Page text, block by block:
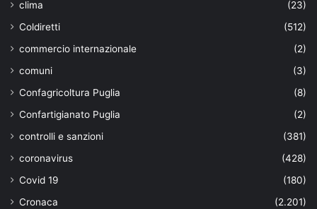
clima
(23)
Coldiretti
(512)
commercio internazionale
(2)
comuni
(3)
Confagricoltura Puglia
(8)
Confartigianato Puglia
(2)
controlli e sanzioni
(381)
coronavirus
(428)
Covid 19
(180)
Cronaca
(2.201)